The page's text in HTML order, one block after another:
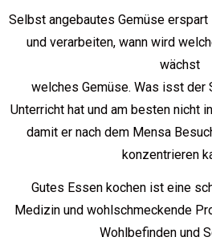
Selbst angebautes Gemüse
und verarbeiten, wann wird
wächst
welches Gemüse. Was isst der
Unterricht hat und am besten nicht
damit er nach dem Mensa
konzentrieren
Gutes Essen kochen ist eine
Medizin und wohlschmeckende
Wohlbefinden und